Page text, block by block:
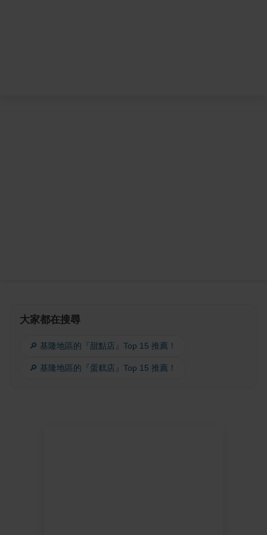
大家都在搜尋
🔎 基隆地區的『甜點店』Top 15 推薦！
🔎 基隆地區的『蛋糕店』Top 15 推薦！